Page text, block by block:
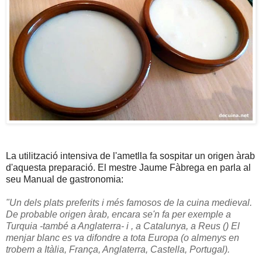
La utilització intensiva de l'ametlla fa sospitar un origen àrab
d'aquesta preparació. El mestre Jaume Fàbrega en parla al
seu Manual de gastronomia:
"Un dels plats preferits i més famosos de la cuina medieval.
De probable origen àrab, encara se'n fa per exemple a
Turquia -també a Anglaterra- i , a Catalunya, a Reus () El
menjar blanc es va difondre a tota Europa (o almenys en
trobem a Itàlia, França, Anglaterra, Castella, Portugal).